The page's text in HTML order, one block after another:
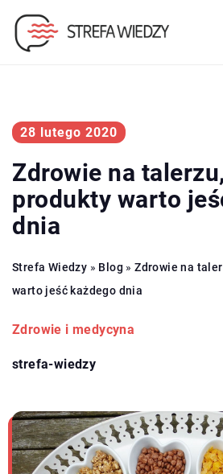
28 lutego 2020
Zdrowie na
produkty warto
dnia
Strefa Wiedzy » Blog »Zdrowie na
warto jeść każdego dnia
Zdrowie i medycyna
strefa-wiedzy